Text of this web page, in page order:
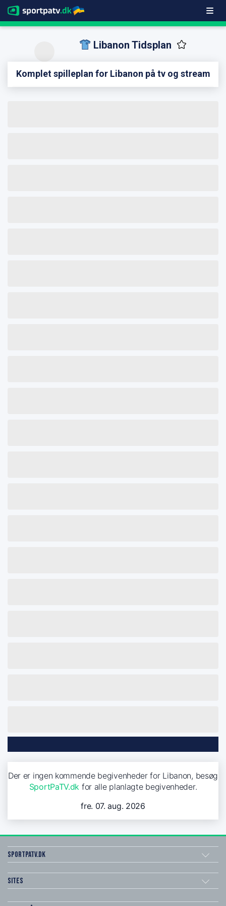
Libanon Tidsplan
Komplet spilleplan for Libanon på tv og stream
Der er ingen kommende begivenheder for Libanon, besøg
SportPaTV.dk for alle planlagte begivenheder.
fre. 07. aug. 2026
SportPaTV.dk
Sites